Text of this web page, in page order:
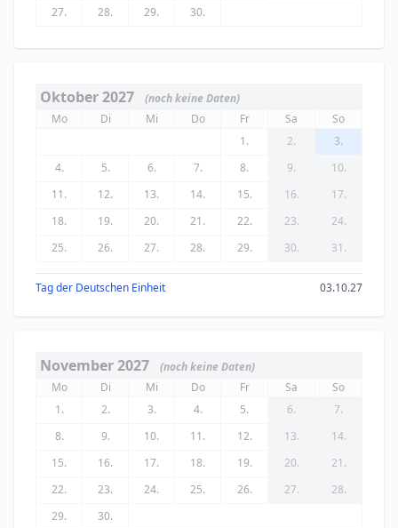
27.
28. 29. 30.
Oktober 2027
(noch keine Daten)
Mo
Di Mi Do Fr Sa
So
1.
2.
3.
4.
5. 6. 7. 8. 9.
10.
11.
12. 13. 14. 15. 16.
17.
18.
19. 20. 21. 22. 23.
24.
25.
26. 27. 28. 29. 30. 31.
Tag der Deutschen Einheit 03.10.27
November 2027
(noch keine Daten)
Mo
Di Mi Do Fr Sa
So
1.
2. 3. 4. 5. 6.
7.
8.
9. 10. 11. 12. 13.
14.
15.
16. 17. 18. 19. 20.
21.
22.
23. 24. 25. 26. 27.
28.
29.
30.